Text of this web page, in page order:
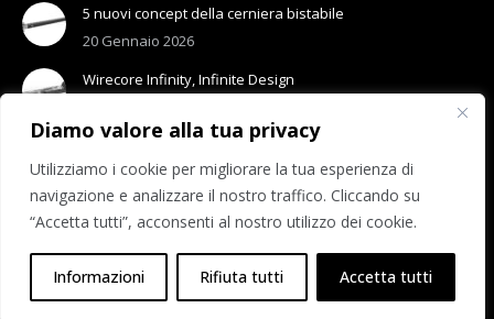
Diamo valore alla tua privacy
Utilizziamo i cookie per migliorare la tua esperienza di
navigazione e analizzare il nostro traffico. Cliccando su
“Accetta tutti”, acconsenti al nostro utilizzo dei cookie.
Informazioni Rifiuta tutti Accetta tutti
5 nuovi concept della cerniera bistabile
20 Gennaio 2026
Wirecore Infinity, Infinite Design
Lavora con noi| Privacy Policy|Cookie Policy|Accessibilità
Sistema di Segnalazione (Whistleblowing)|Area Riservata